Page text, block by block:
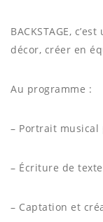
BACKSTAGE,
décor, créer en
Au programme :
– Portrait
– Écriture de
– Captation et